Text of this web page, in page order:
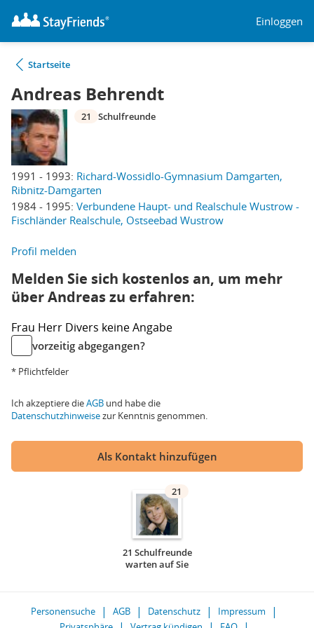
Einloggen
Startseite
Andreas Behrendt
1991 - 1993: Richard-Wossidlo-Gymnasium Damgarten,
Ribnitz-Damgarten
1984 - 1995: Verbundene Haupt- und Realschule Wustrow -
Fischländer Realschule, Ostseebad Wustrow
21 Schulfreunde
Profil melden
Melden Sie sich kostenlos an, um mehr
über Andreas zu erfahren:
Frau Herr Divers keine Angabe
vorzeitig abgegangen?
* Pflichtfelder
Ich akzeptiere dieAGB und habe die
Datenschutzhinweisezur Kenntnis genommen.
Als Kontakt hinzufügen
21
21 Schulfreunde
warten auf Sie
Personensuche AGB Datenschutz
Impressum